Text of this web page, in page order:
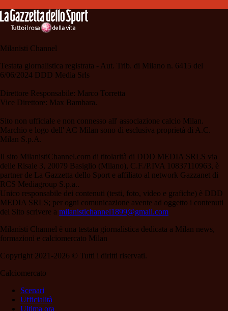
Milanisti Channel
Testata giornalistica registrata - Aut. Trib. di Milano n. 6415 del
6/06/2024 DDD Media Srls
Direttore Responsabile: Marco Torretta
Vice Direttore: Max Bambara.
Sito non ufficiale e non connesso all' associazione calcio Milan.
Marchio e logo dell' AC Milan sono di esclusiva proprietà di A.C.
Milan S.p.A.
Il sito MilanistiChannel.com di titolarità di DDD MEDIA SRLS via
delle Risaie 3, 20079 Basiglio (Milano), C.F./P.IVA 10837110963, è
partner de La Gazzetta dello Sport e affiliato al network Gazzanet di
RCS Mediagroup S.p.a..
Unico responsabile dei contenuti (testi, foto, video e grafiche) è DDD
MEDIA SRLS; per ogni comunicazione avente ad oggetto i contenuti
del Sito scrivere a milanistichannel1899@gmail.com
Milanisti Channel è una testata giornalistica dedicata a Milan news,
formazioni e calciomercato Milan
Copyright 2021-2026 © Tutti i diritti riservati.
Calciomercato
Scenari
Ufficialità
Ultima ora